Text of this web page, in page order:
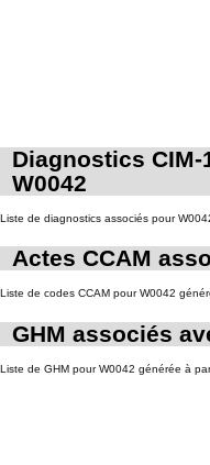
Diagnostics CIM-
W0042
Liste de diagnostics associés pour
Actes CCAM
Liste de codes CCAM pour W0042
GHM associés
Liste de GHM pour W0042 générée à